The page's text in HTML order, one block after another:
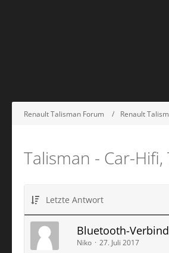
Renault Talisman Forum Renault
Talisman - Car-
Letzte Antwort
Bluetooth-
Niko 27. Juli 2017